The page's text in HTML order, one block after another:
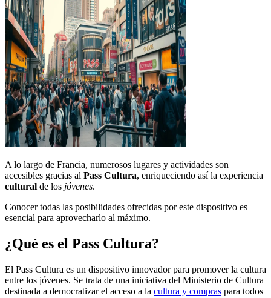
A lo largo de Francia, numerosos lugares y actividades son
accesibles gracias al Pass Cultura, enriqueciendo así la experiencia
cultural de los jóvenes.
Conocer todas las posibilidades ofrecidas por este dispositivo es
esencial para aprovecharlo al máximo.
¿Qué es el Pass Cultura?
El Pass Cultura es un dispositivo innovador para promover la cultura
entre los jóvenes. Se trata de una iniciativa del Ministerio de Cultura
destinada a democratizar el acceso a la cultura y compras para todos